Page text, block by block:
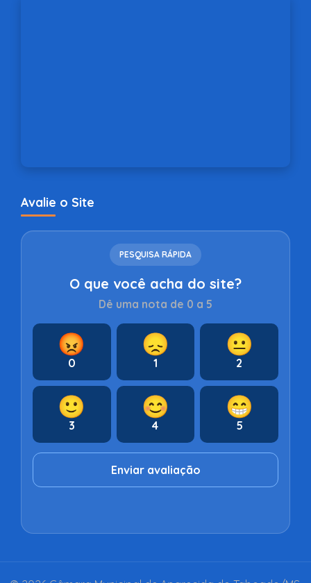
Avalie o Site
PESQUISA RÁPIDA
O que você acha do site?
Dê uma nota de 0 a 5
😡
0
😞
1
😐
2
🙂
3
😊
4
😁
5
Enviar avaliação